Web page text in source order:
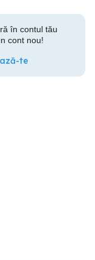
în contul tău
cont nou!
te